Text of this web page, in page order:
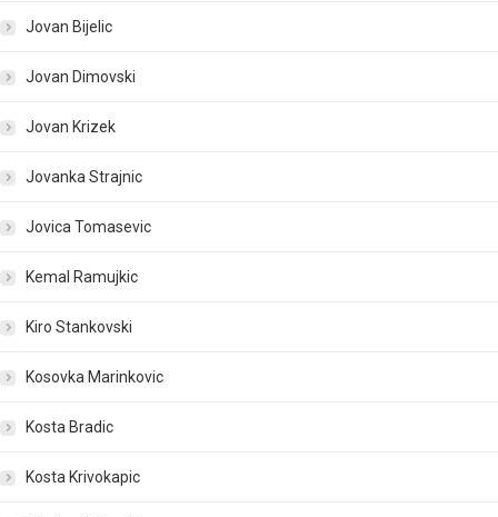
Jovan Bijelic
Jovan Dimovski
Jovan Krizek
Jovanka Strajnic
Jovica Tomasevic
Kemal Ramujkic
Kiro Stankovski
Kosovka Marinkovic
Kosta Bradic
Kosta Krivokapic